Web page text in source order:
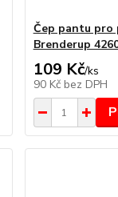
Čep pantu pro
Brenderup
109 Kč/ks
90 Kč bez DPH